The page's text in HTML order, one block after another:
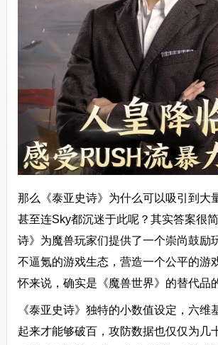
那么《泰亚史诗》为什么可以吸引到大
甚至连Sky都沉迷于此呢？其实答案很
诗》为魔兽玩家们提供了一个崇尚鼓励
不逼氪的游戏生态，营造一个公平的游
怀来说，确实是《魔兽世界》的替代品
《泰亚史诗》独特的小数值设定，六维
起来才能够破百，攻防数据也仅仅为几